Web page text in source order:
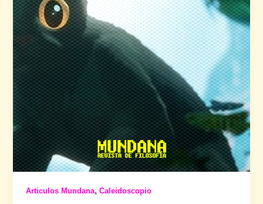
Articulos Mundana,Caleidoscopio